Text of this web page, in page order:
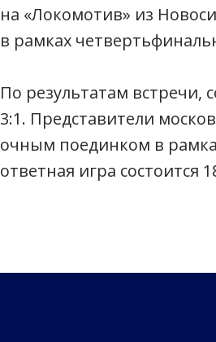
на «Локомотив» из
в рамках
По результатам встречи,
3:1. Представители
очным поединком в
ответная игра состоится